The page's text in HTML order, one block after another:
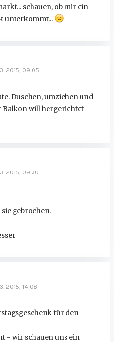
schauen, ob mir ein
unterkommt...
2015, 09:05
Duschen, umziehen und
Balkon will hergerichtet
2015, 09:30
gebrochen.
2015, 14:08
für den
- wir schauen uns ein